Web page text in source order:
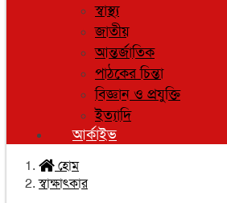
স্বাস্থ্য
জাতীয়
আন্তর্জাতিক
পাঠকের চিন্তা
বিজ্ঞান ও প্রযুক্তি
ইত্যাদি
আর্কাইভ
হোম
স্বাক্ষাৎকার